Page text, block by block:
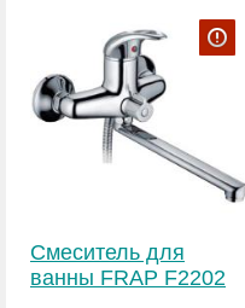
Смеситель для
ванны FRAP F2202